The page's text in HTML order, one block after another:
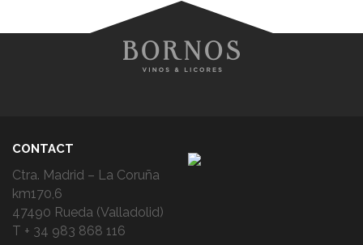
CONTACT
Ctra. Madrid – La Coruña
km170,6
47490 Rueda (Valladolid)
T + 34 983 868 116